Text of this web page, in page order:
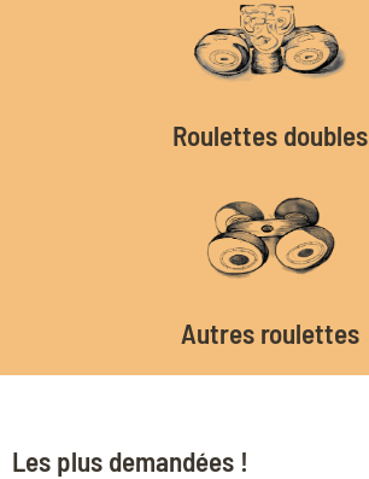
Roulettes doubles
Autres roulettes
Les plus demandées !